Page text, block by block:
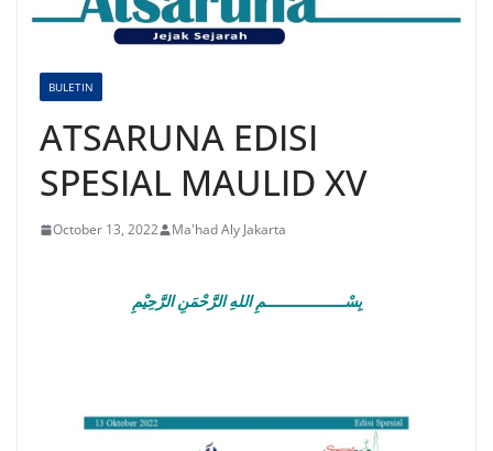
BULETIN
ATSARUNA EDISI
SPESIAL MAULID XV
October 13, 2022 Ma'had Aly Jakarta
بِسْــــــــــــــــــمِ اللهِ الرَّحْمَنِ الرَّحِيْمِ